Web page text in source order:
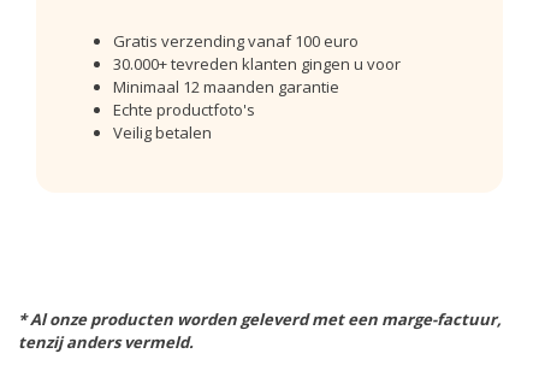
Gratis verzending vanaf 100 euro
30.000+ tevreden klanten gingen u voor
Minimaal 12 maanden garantie
Echte productfoto's
Veilig betalen
* Al onze producten worden geleverd met een marge-factuur,
tenzij anders vermeld.